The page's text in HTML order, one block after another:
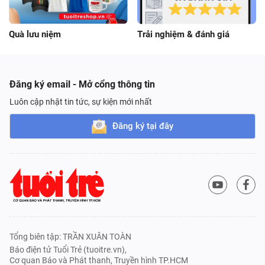
Quà lưu niệm Trải nghiệm & đánh giá
Đăng ký email - Mở cổng thông tin
Luôn cập nhật tin tức, sự kiện mới nhất
Đăng ký tại đây
Tổng biên tập: TRẦN XUÂN TOÀN
Báo điện tử Tuổi Trẻ (tuoitre.vn),
Cơ quan Báo và Phát thanh, Truyền hình TP.HCM